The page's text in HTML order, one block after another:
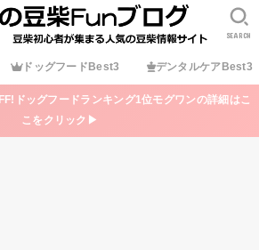
ドッグフードBest3 デンタルケアBest3
SEARCH
ドッグフードランキング1位モグワンの詳細はこ
こをクリック▶